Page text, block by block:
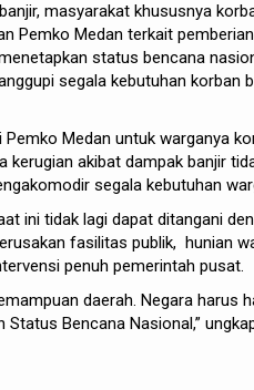
masyarakat khususnya
Pemko Medan terkait
status bencana
segala kebutuhan korban
Medan untuk warganya
kerugian akibat dampak banjir
segala kebutuhan
ini tidak lagi dapat ditangani
fasilitas publik, hunian
penuh pemerintah pusat.
daerah. Negara harus
Bencana Nasional,”